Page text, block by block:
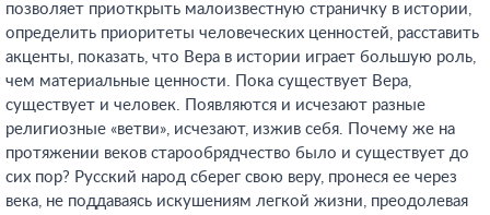
позволяет приоткрыть малоизвестную страничку в истории,
определить приоритеты человеческих ценностей, расставить
акценты, показать, что Вера в истории играет большую роль,
чем материальные ценности. Пока существует Вера,
существует и человек. Появляются и исчезают разные
религиозные «ветви», исчезают, изжив себя. Почему же на
протяжении веков старообрядчество было и существует до
сих пор? Русский народ сберег свою веру, пронеся ее через
века, не поддаваясь искушениям легкой жизни, преодолевая